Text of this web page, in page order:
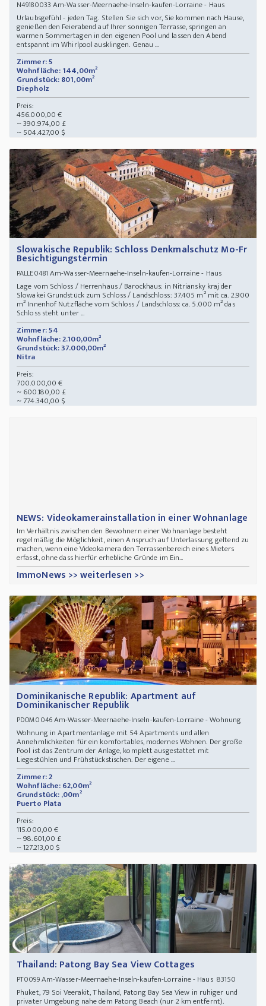
N49180033 Am-Wasser-Meernaehe-Inseln-kaufen-Lorraine - Haus
Urlaubsgefühl - jeden Tag. Stellen Sie sich vor, Sie kommen nach Hause,
genießen den Feierabend auf Ihrer sonnigen Terrasse, springen an
warmen Sommertagen in den eigenen Pool und lassen den Abend
entspannt im Whirlpool ausklingen. Genau ...
Zimmer: 5
Wohnfläche: 144,00m²
Grundstück: 801,00m²
Diepholz
Preis:
456.000,00 €
~ 390.974,00 £
~ 504.427,00 $
Slowakische Republik: Schloss Denkmalschutz Mo-Fr
Besichtigungstermin
PALLE0481 Am-Wasser-Meernaehe-Inseln-kaufen-Lorraine - Haus
Lage vom Schloss / Herrenhaus / Barockhaus: in Nitriansky kraj der
Slowakei Grundstück zum Schloss / Landschloss: 37.405 m² mit ca. 2.900
m² Innenhof Nutzfläche vom Schloss / Landschloss: ca. 5.000 m² das
Schloss steht unter ...
Zimmer: 54
Wohnfläche: 2.100,00m²
Grundstück: 37.000,00m²
Nitra
Preis:
700.000,00 €
~ 600.180,00 £
~ 774.340,00 $
NEWS: Videokamerainstallation in einer Wohnanlage
Im Verhältnis zwischen den Bewohnern einer Wohnanlage besteht
regelmäßig die Möglichkeit, einen Anspruch auf Unterlassung geltend zu
machen, wenn eine Videokamera den Terrassenbereich eines Mieters
erfasst, ohne dass hierfür erhebliche Gründe im Ein...
ImmoNews >> weiterlesen >>
Dominikanische Republik: Apartment auf
Dominikanischer Republik
PDOM0046Am-Wasser-Meernaehe-Inseln-kaufen-Lorraine - Wohnung
Wohnung in Apartmentanlage mit 54 Apartments und allen
Annehmlichkeiten für ein komfortables, modernes Wohnen. Der große
Pool ist das Zentrum der Anlage, komplett ausgestattet mit
Liegestühlen und Frühstückstischen. Der eigene ...
Zimmer: 2
Wohnfläche: 62,00m²
Grundstück: ,00m²
Puerto Plata
Preis:
115.000,00 €
~ 98.601,00 £
~ 127.213,00 $
Thailand: Patong Bay Sea View Cottages
PT0099Am-Wasser-Meernaehe-Inseln-kaufen-Lorraine - Haus 83150
Phuket, 79 Soi Veerakit, Thailand, Patong Bay Sea View in ruhiger und
privater Umgebung nahe dem Patong Beach (nur 2 km entfernt).